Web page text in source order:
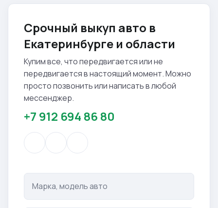
Срочный выкуп авто в
Екатеринбурге и области
Купим все, что передвигается или не
передвигается в настоящий момент. Можно
просто позвонить или написать в любой
мессенджер.
+7 912 694 86 80